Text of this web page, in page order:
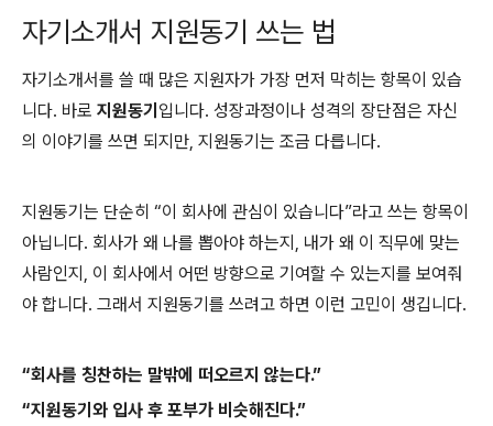
자기소개서 지원동기 쓰는 법
자기소개서를 쓸 때 많은 지원자가 가장 먼저 막히는 항목이 있습
니다. 바로 지원동기 입니다. 성장과정이나 성격의 장단점은 자신
의 이야기를 쓰면 되지만, 지원동기는 조금 다릅니다.
지원동기는 단순히 “이 회사에 관심이 있습니다”라고 쓰는 항목이
아닙니다. 회사가 왜 나를 뽑아야 하는지, 내가 왜 이 직무에 맞는
사람인지, 이 회사에서 어떤 방향으로 기여할 수 있는지를 보여줘
야 합니다. 그래서 지원동기를 쓰려고 하면 이런 고민이 생깁니다.
“회사를 칭찬하는 말밖에 떠오르지 않는다.”
“지원동기와 입사 후 포부가 비슷해진다.”